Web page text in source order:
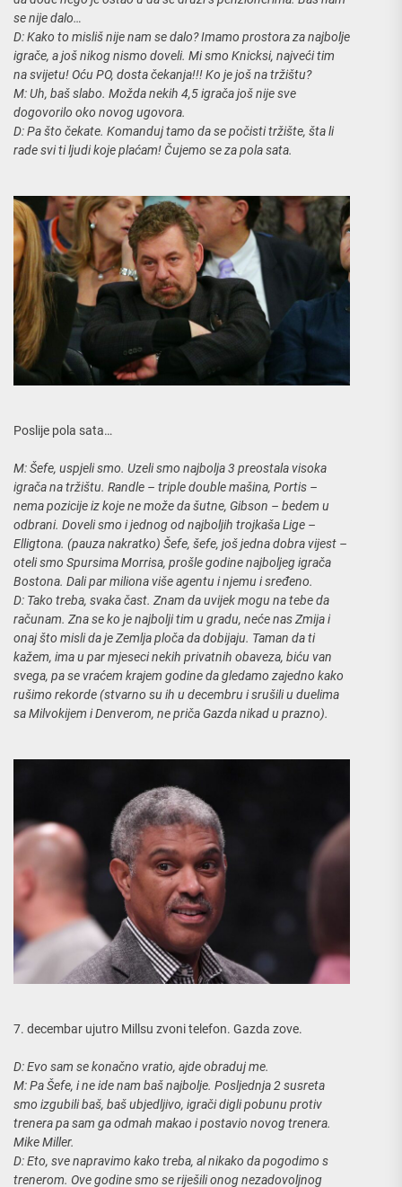
se nije dalo…
D: Kako to misliš nije nam se dalo? Imamo prostora za najbolje
igrače, a još nikog nismo doveli. Mi smo Knicksi, najveći tim
na svijetu! Oću PO, dosta čekanja!!! Ko je još na tržištu?
M: Uh, baš slabo. Možda nekih 4,5 igrača još nije sve
dogovorilo oko novog ugovora.
D: Pa što čekate. Komanduj tamo da se počisti tržište, šta li
rade svi ti ljudi koje plaćam! Čujemo se za pola sata.
Poslije pola sata…
M: Šefe, uspjeli smo. Uzeli smo najbolja 3 preostala visoka
igrača na tržištu. Randle – triple double mašina, Portis –
nema pozicije iz koje ne može da šutne, Gibson – bedem u
odbrani. Doveli smo i jednog od najboljih trojkaša Lige –
Elligtona. (pauza nakratko) Šefe, šefe, još jedna dobra vijest –
oteli smo Spursima Morrisa, prošle godine najboljeg igrača
Bostona. Dali par miliona više agentu i njemu i sređeno.
D: Tako treba, svaka čast. Znam da uvijek mogu na tebe da
računam. Zna se ko je najbolji tim u gradu, neće nas Zmija i
onaj što misli da je Zemlja ploča da dobijaju. Taman da ti
kažem, imau par mjeseci nekih privatnih obaveza, biću van
svega, pa se vraćem krajem godine da gledamo zajedno kako
rušimo rekorde (stvarno su ih u decembru i srušili u duelima
sa Milvokijem i Denverom, ne priča Gazda nikad u prazno).
7. decembar ujutro Millsu zvoni telefon. Gazda zove.
D: Evo sam se konačno vratio, ajde obraduj me.
M: Pa Šefe, i ne ide nam baš najbolje. Posljednja 2 susreta
smo izgubili baš, baš ubjedljivo, igrači digli pobunu protiv
trenera pa sam ga odmah makao i postavio novog trenera.
Mike Miller.
D: Eto, sve napravimo kako treba, al nikako da pogodimo s
trenerom. Ove godine smo se riješili onog nezadovoljnog